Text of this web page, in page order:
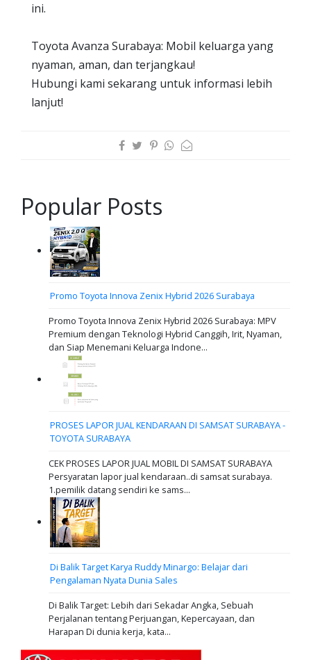
ini.
Toyota Avanza Surabaya: Mobil keluarga yang
nyaman, aman, dan terjangkau!
Hubungi kami sekarang untuk informasi lebih
lanjut!
Popular Posts
Promo Toyota Innova Zenix Hybrid 2026 Surabaya
Promo Toyota Innova Zenix Hybrid 2026 Surabaya: MPV
Premium dengan Teknologi Hybrid Canggih, Irit, Nyaman,
dan Siap Menemani Keluarga Indone...
PROSES LAPOR JUAL KENDARAAN DI SAMSAT SURABAYA -
TOYOTA SURABAYA
CEK PROSES LAPOR JUAL MOBIL DI SAMSAT SURABAYA
Persyaratan lapor jual kendaraan..di samsat surabaya.
1.pemilik datang sendiri ke sams...
Di Balik Target Karya Ruddy Minargo: Belajar dari
Pengalaman Nyata Dunia Sales
Di Balik Target: Lebih dari Sekadar Angka, Sebuah
Perjalanan tentang Perjuangan, Kepercayaan, dan
Harapan Di dunia kerja, kata...